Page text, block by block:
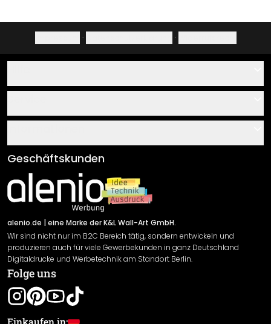
· ·
Über uns
Klebe- und Montageanleitungen
Newsletter An-/Abmeldung
Sendungsverfolgung
AGB
Impressum
Versand & Zahlung
Rücksendung
Widerrufsrecht
Datenschutzerklärung
Gewährleistung
Leistungserklärung / CE-Zeichen
Cookie Einstellungen
Geschäftskunden
alenio.de | eine Marke der K&L Wall-Art GmbH.
Wir sind nicht nur im B2C Bereich tätig, sondern entwickeln und
produzieren auch für viele Gewerbekunden in ganz Deutschland
Digitaldrucke und Werbetechnik am Standort Berlin.
Folge uns
Einkaufen in: